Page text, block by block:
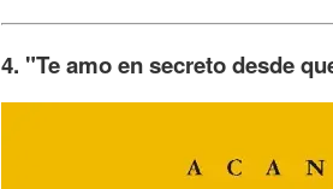
4. "Te amo en secreto desde